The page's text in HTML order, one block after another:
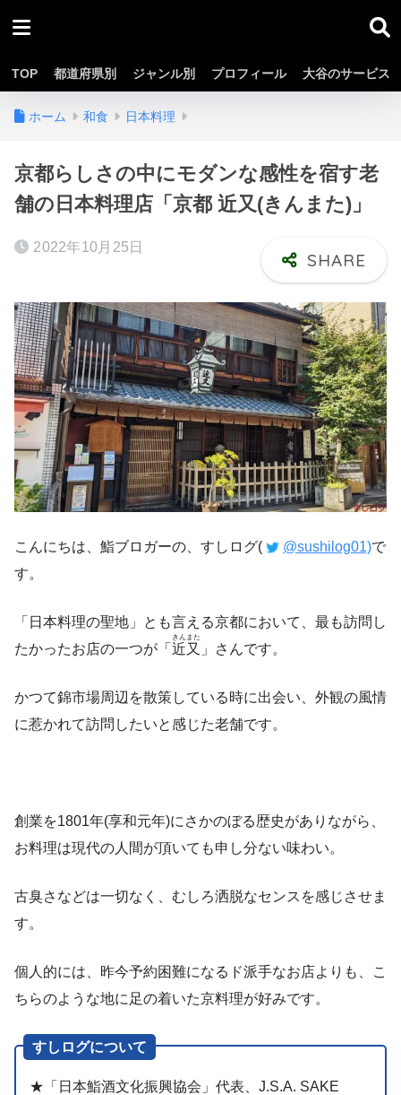
TOP 都道府県別 ジャンル別 プロフィール 大谷のサービス
ホーム 和食 日本料理
京都らしさの中にモダンな感性を宿す老
舗の日本料理店「京都 近又(きんまた)」
2022年10月25日
こんにちは、鮨ブロガーの、すしログ( @sushilog01)で
す。
「日本料理の聖地」とも言える京都において、最も訪問し
たかったお店の一つが「 近又
きんまた
」さんです。
かつて錦市場周辺を散策している時に出会い、外観の風情
に惹かれて訪問したいと感じた老舗です。
創業を1801年(享和元年)にさかのぼる歴史がありながら、
お料理は現代の人間が頂いても申し分ない味わい。
古臭さなどは一切なく、むしろ洒脱なセンスを感じさせま
す。
個人的には、昨今予約困難になるド派手なお店よりも、こ
ちらのような地に足の着いた京料理が好みです。
すしログについて
★「日本鮨酒文化振興協会」代表、J.S.A. SAKE